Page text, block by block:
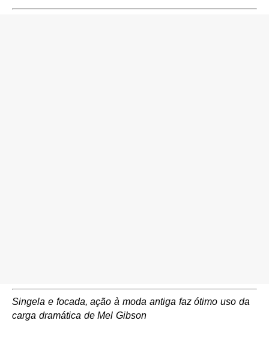
Singela e focada, ação à moda antiga faz ótimo uso da
carga dramática de Mel Gibson